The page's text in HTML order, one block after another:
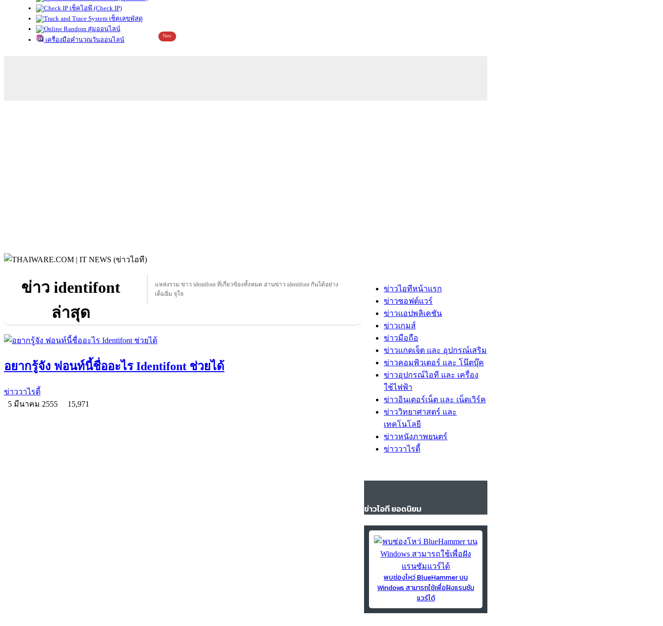
เช็คไอพี (Check IP)
เช็คเลขพัสดุ
สุ่มออนไลน์
เครื่องมือคำนวณวันออนไลน์
New
ข่าว identifont
ล่าสุด
แหล่งรวม ข่าว identifont ที่เกี่ยวข้องทั้งหมด อ่านข่าว identifont กันได้อย่าง
เต็มอิ่ม จุใจ
อยากรู้จัง ฟอนท์นี้ชื่ออะไร Identifont ช่วยได้
ข่าววาไรตี้
5 มีนาคม 2555
15,971
ข่าวไอทีหน้าแรก
ข่าวซอฟต์แวร์
ข่าวแอปพลิเคชัน
ข่าวเกมส์
ข่าวมือถือ
ข่าวแกดเจ็ต และ อุปกรณ์เสริม
ข่าวคอมพิวเตอร์ และ โน๊ตบุ๊ค
ข่าวอุปกรณ์ไอที และ เครื่อง
ใช้ไฟฟ้า
ข่าวอินเตอร์เน็ต และ เน็ตเวิร์ค
ข่าววิทยาศาสตร์ และ
เทคโนโลยี
ข่าวหนังภาพยนตร์
ข่าววาไรตี้
ข่าวไอที ยอดนิยม
พบช่องโหว่ BlueHammer บน
Windows สามารถใช้เพื่อฝังแรนซัม
แวร์ได้